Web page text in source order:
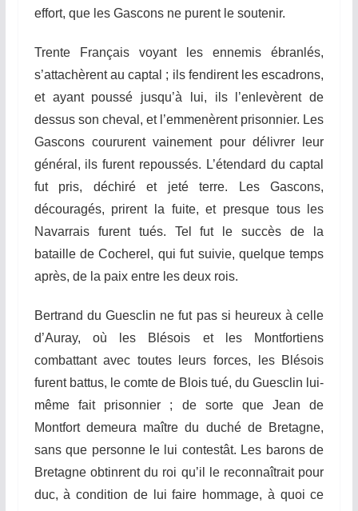
effort, que les Gascons ne purent le soutenir.
Trente Français voyant les ennemis ébranlés,
s’attachèrent au captal ; ils fendirent les escadrons,
et ayant poussé jusqu’à lui, ils l’enlevèrent de
dessus son cheval, et l’emmenèrent prisonnier. Les
Gascons coururentvainementpour délivrer leur
général, ils furent repoussés. L’étendard du capta
fut pris, déchiré et jetéterre. Les Gascons,
découragés, prirent la fuite, et presque tous les
Navarrais furent tués. Tel fut le succès de la
bataille deCocherel , qui fut suivie, quelque temps
après, de la paix entre les deux rois.
Bertrand du Guesclin ne fut pas si heureux à celle
d’Auray, où les Blésois et les
Montfortiens
combattant avec toutes leurs forces, les Blésois
furent battus, le comte de Blois tué, du Guesclin lui-
même faitprisonnier ; de sorte que Jean de
Montfortdemeura maître du duchéde Bretagne,
sans que personne le lui contestât. Les barons de
Bretagne obtinrent du roi qu’il le reconnaîtrait pour
duc, à condition de lui faire hommage, à quoi ce